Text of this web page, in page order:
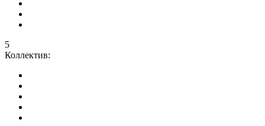
5
Коллектив: